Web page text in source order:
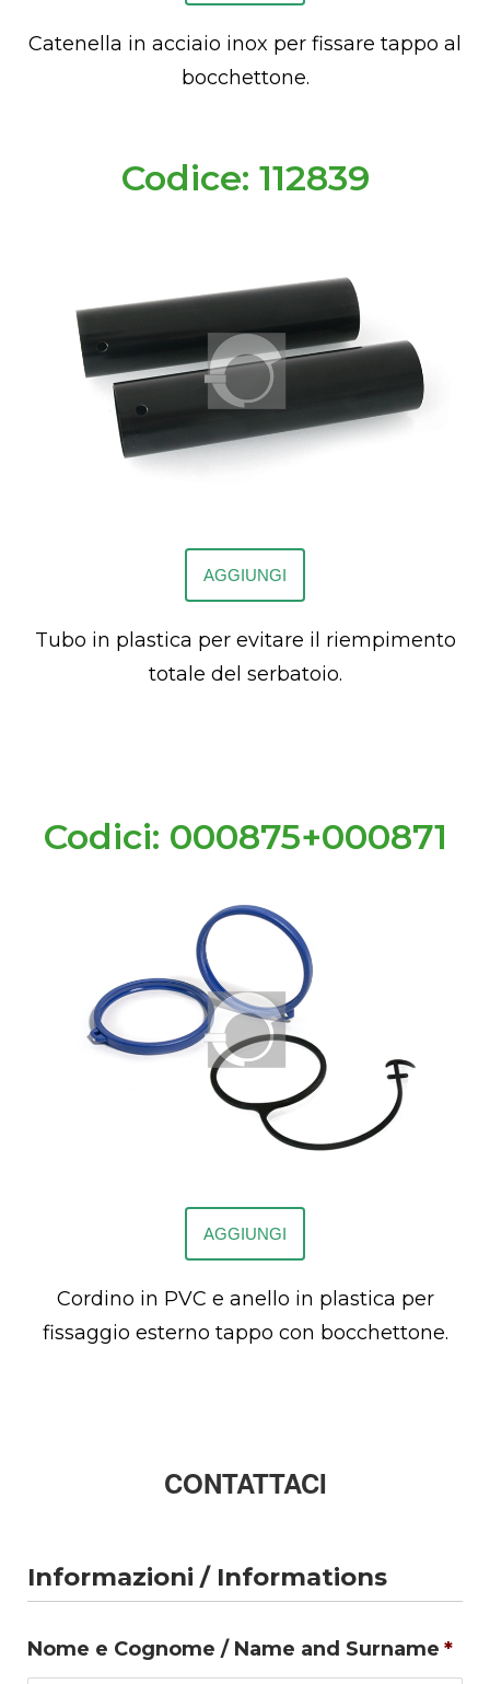
Catenella in acciaio inox per fissare tappo al
bocchettone.
Codice: 112839
AGGIUNGI
Tubo in plastica per evitare il riempimento
totale del serbatoio.
Codici: 000875+000871
AGGIUNGI
Cordino in PVC e anello in plastica per
fissaggio esterno tappo con bocchettone.
CONTATTACI
Informazioni / Informations
Nome e Cognome / Name and Surname *